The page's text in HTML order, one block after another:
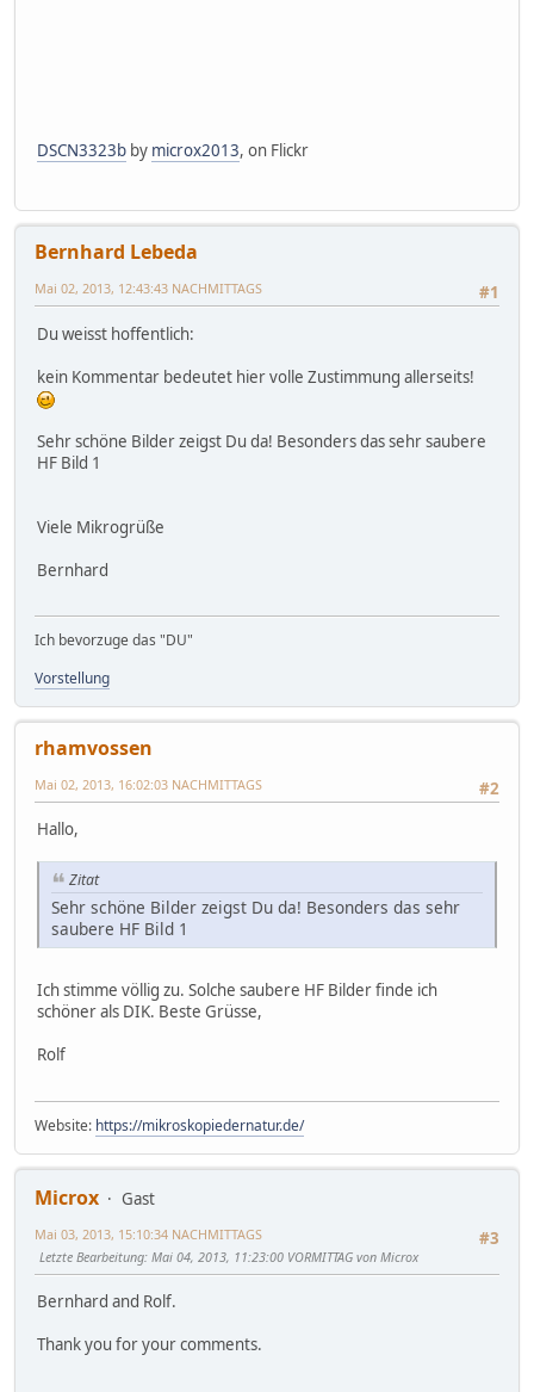
DSCN3323b by microx2013, on Flickr
Bernhard Lebeda
#1
Mai 02, 2013, 12:43:43 NACHMITTAGS
Du weisst hoffentlich:
kein Kommentar bedeutet hier volle Zustimmung allerseits!
Sehr schöne Bilder zeigst Du da! Besonders das sehr saubere
HF Bild 1
Viele Mikrogrüße
Bernhard
Ich bevorzuge das "DU"
Vorstellung
rhamvossen
#2
Mai 02, 2013, 16:02:03 NACHMITTAGS
Hallo,
Zitat
Sehr schöne Bilder zeigst Du da! Besonders das sehr
saubere HF Bild 1
Ich stimme völlig zu. Solche saubere HF Bilder finde ich
schöner als DIK. Beste Grüsse,
Rolf
Website: https://mikroskopiedernatur.de/
Microx
Gast
#3
Mai 03, 2013, 15:10:34 NACHMITTAGS
Letzte Bearbeitung: Mai 04, 2013, 11:23:00 VORMITTAG von Microx
Bernhard and Rolf.
Thank you for your comments.